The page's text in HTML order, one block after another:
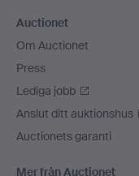
Auctionet
Om Auctionet
Press
Lediga jobb
Anslut ditt auktionshus
Auctionets garanti
Mer från Auctionet